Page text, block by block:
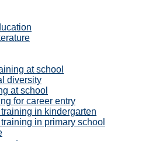
at school
diversity
at school
for career entry
in kindergarten
in primary school